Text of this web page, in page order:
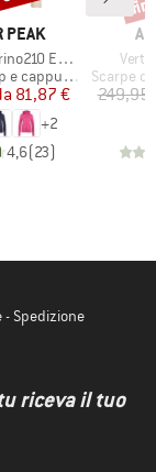
PEAK
Zip Hoody
cappuccio
ridotto
81,87 €
+2
4,6(23)
Gruppo
Scarpe
249,95
Spedizione
riceva il tuo